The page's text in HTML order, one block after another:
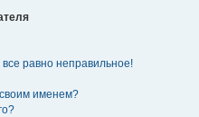
равно неправильное!
своим именем?